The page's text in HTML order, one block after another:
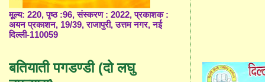
मूल्य: 220, पृष्ठ :96, संस्करण : 2022, प्रकाशक :
अयन प्रकाशन, 19/39, राजापुरी, उत्तम नगर, नई
दिल्ली-110059
बतियाती पगडण्डी (दो लघु